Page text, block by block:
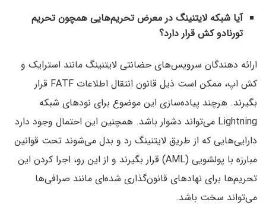
آیا شبکه لایتنینگ در معرض تحریم‌هایی همچون تحریم
تورنادو کش قرار دارد؟
ارائه دهندگان سرویس‌های حضانتی لایتنینگ مانند استرایک و
کش اپ، ممکن است ذیل قانون انتقال اطلاعات FATF قرار
بگیرند. هرچند پیاده‌سازی این موضوع برای نودهای شبکه
Lightning می‌تواند دشوار باشد. همچنین این احتمال وجود دارد
دارایی‌هایی که از طریق لایتنینگ رد و بدل می‌شوند تحت قوانین
مبارزه با پولشویی (AML) قرار بگیرند و از این رو، اجرا کردن این
تحریم‌ها برای نهادهای قانون‌گذاری شده‌ای مانند صرافی‌ها
می‌تواند سخت باشد.